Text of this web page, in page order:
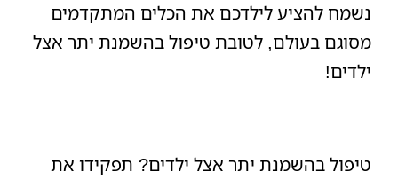
נשמח להציע לילדכם את הכלים המתקדמים
מסוגם בעולם, לטובת טיפול בהשמנת יתר אצל
ילדים!
טיפול בהשמנת יתר אצל ילדים? תפקידו את